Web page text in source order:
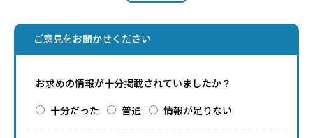
ご意見をお聞かせください
お求めの情報が十分掲載されていましたか？
十分だった
普通 情報が足りない